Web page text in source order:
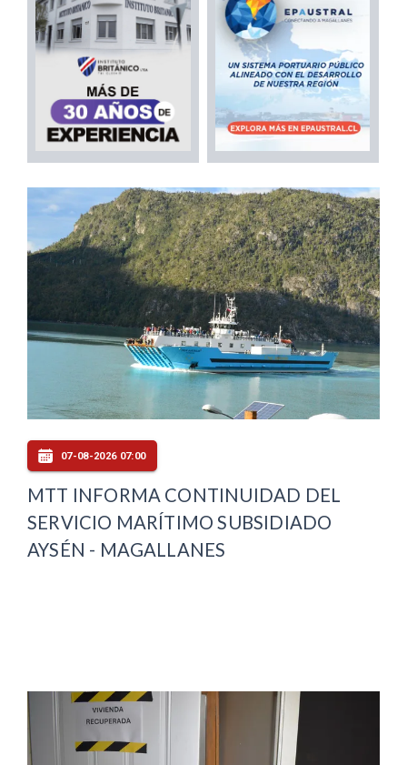
07-08-2026 07:00
MTT INFORMA CONTINUIDAD DEL
SERVICIO MARÍTIMO SUBSIDIADO
AYSÉN - MAGALLANES